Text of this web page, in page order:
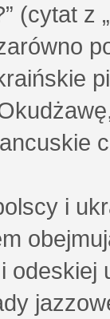
(cytat z
i